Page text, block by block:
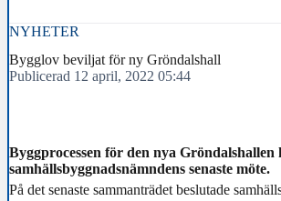
NYHETER
Bygglov beviljat för ny Gröndalshall
Publicerad 12 april, 2022 05:44
Byggprocessen för den nya
samhällsbyggnadsnämndens senaste möte.
På det senaste sammanträdet beslutade